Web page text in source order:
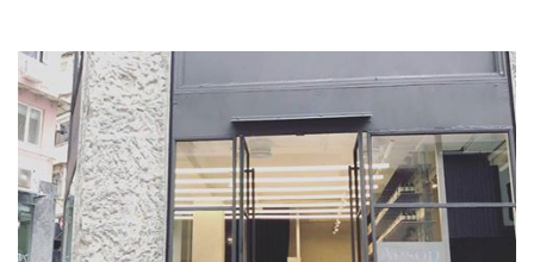
ENGLISH
下載 DOWNLOAD